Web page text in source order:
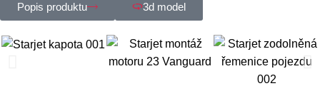
Popis produktu 3d model